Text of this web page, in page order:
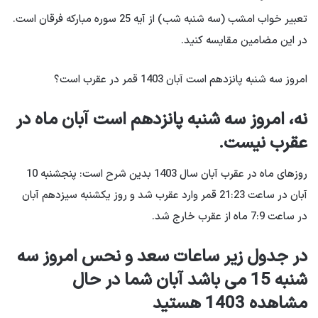
تعبیر خواب امشب (سه شنبه شب) از آیه 25 سوره مبارکه فرقان است.
در این مضامین مقایسه کنید.
امروز سه شنبه پانزدهم است آبان 1403 قمر در عقرب است؟
نه، امروز سه شنبه پانزدهم است آبان ماه در
عقرب نیست.
روزهای ماه در عقرب آبان سال 1403 بدین شرح است: پنجشنبه 10
آبان در ساعت 21:23 قمر وارد عقرب شد و روز یکشنبه سیزدهم آبان
در ساعت 7:9 ماه از عقرب خارج شد.
در جدول زیر ساعات سعد و نحس امروز سه
شنبه 15 می باشد آبان شما در حال
مشاهده 1403 هستید